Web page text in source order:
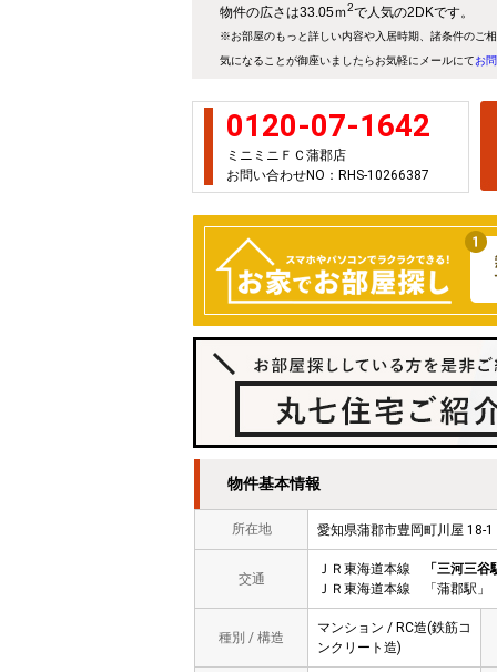
物件の広さは33.05ｍ2で人気の2DKです。
※お部屋のもっと詳しい内容や入居時期、諸条件のご
気になることが御座いましたらお気軽にメールにてお
0120-07-1642
ミニミニＦＣ蒲郡店
お問い合わせNO：RHS-10266387
物件基本情報
所在地 愛知県蒲郡市豊岡町川屋
交通
ＪＲ東海道本線
「三河三谷
ＪＲ東海道本線 「蒲郡駅
種別 / 構造
マンション / RC造(鉄筋コ
ンクリート造)